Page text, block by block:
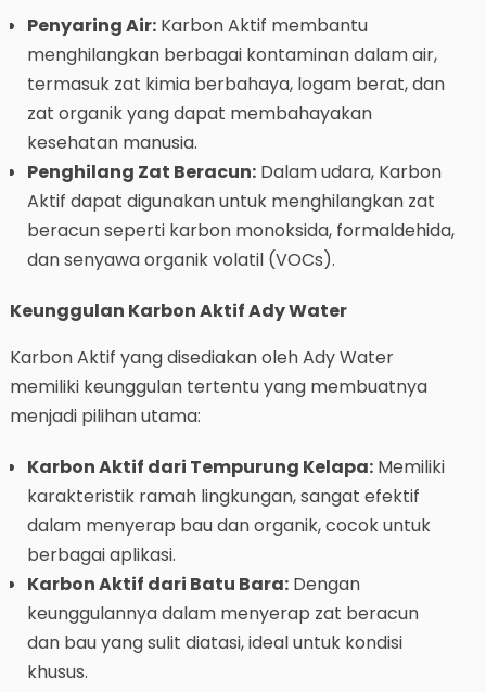
Penyaring Air:Karbon Aktif membantu
menghilangkan berbagai kontaminan dalam air,
termasuk zat kimia berbahaya, logam berat, dan
zat organik yang dapat membahayakan
kesehatan manusia.
Penghilang Zat Beracun:Dalam udara, Karbon
Aktif dapat digunakan untuk menghilangkan zat
beracun seperti karbon monoksida, formaldehida,
dan senyawa organik volatil (VOCs).
Keunggulan Karbon Aktif Ady Water
Karbon Aktif yang disediakan oleh Ady Water
memiliki keunggulan tertentu yang membuatnya
menjadi pilihan utama:
Karbon Aktif dari Tempurung Kelapa:Memiliki
karakteristik ramah lingkungan, sangat efektif
dalam menyerap bau dan organik, cocok untuk
berbagai aplikasi.
Karbon Aktif dari Batu Bara:Dengan
keunggulannya dalam menyerap zat beracun
dan bau yang sulit diatasi, ideal untuk kondisi
khusus.